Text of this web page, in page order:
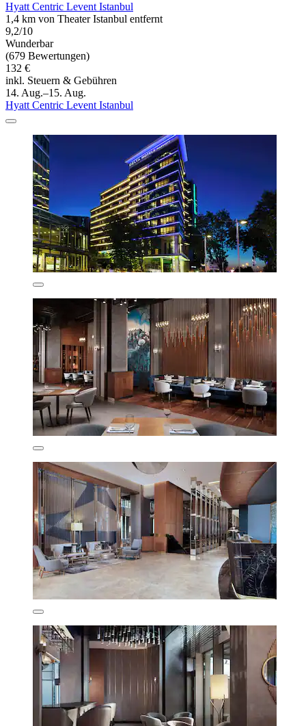
Hyatt Centric Levent Istanbul
1,4 km von Theater Istanbul entfernt
9,2/10
Wunderbar
(679 Bewertungen)
132 €
inkl. Steuern & Gebühren
14. Aug.–15. Aug.
Hyatt Centric Levent Istanbul